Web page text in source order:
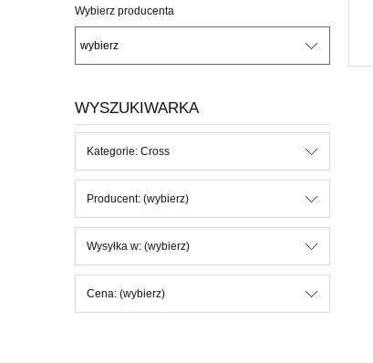
Wybierz producenta
WYSZUKIWARKA
Kategorie: Cross
Producent: (wybierz)
Wysyłka w: (wybierz)
Cena: (wybierz)